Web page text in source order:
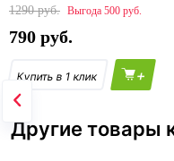
1290
500
790
+
Другие товары